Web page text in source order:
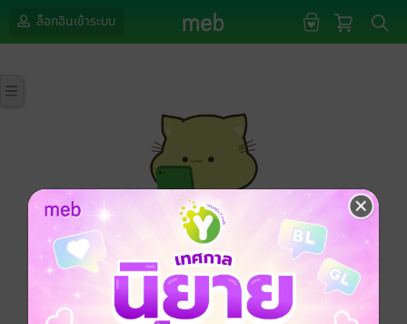
ล็อกอินเข้าระบบ
กรุณาเข้าสู่ระบบก่อนดำเนินรายการด้วยค่ะ
ล็อกอินเข้าระบบ